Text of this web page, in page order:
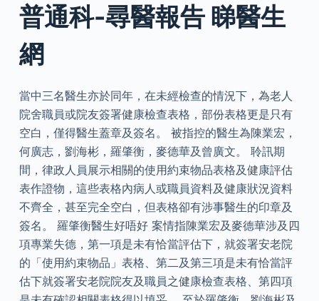
普通科-尋醫報告 睇醫生
網
當中三名醫生亦於同年，在未經檢查的情況下，為老人
院舍職員或院友簽署健康檢查表格，部份表格更是只有
空白，僅得醫生蓋章及簽名。 被指控的醫生為陳業宏，
何廣志，劉海彬，羅肇衡，麥德華及曾廣文。 聆訊期
間，律政人員展示相關的使用約束物品表格及健康評估
表作證物，這些表格內病人或職員資料及健康狀況資料
不齊全，甚至完全空白，但表格卻有涉事醫生的印章及
簽名。 羅肇衡醫生好唔好 案情指陳業宏及麥德華涉及四
項專業失德，第一項是未有恰當評估下，就簽署安老院
的「使用約束物品」表格、第二及第三項是未有恰當評
估下就簽署安老院院友及職員之健康檢查表格、第四項